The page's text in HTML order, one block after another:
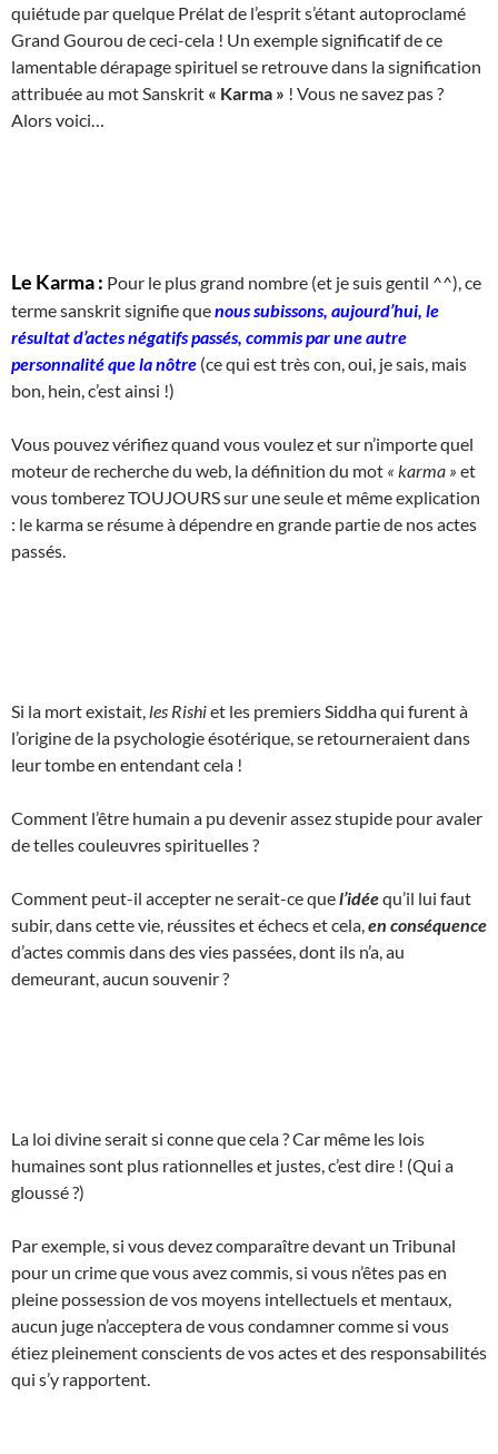
quiétude par quelque Prélat de l’esprit s’étant autoproclamé
Grand Gourou de ceci-cela ! Un exemple significatif de ce
lamentable dérapage spirituel se retrouve dans la signification
attribuée au mot Sanskrit « Karma » ! Vous ne savez pas ?
Alors voici…
Le Karma : Pour le plus grand nombre (et je suis gentil ^^), ce
terme sanskrit signifie quenous subissons, aujourd’hui, le
résultat d’actes négatifs passés, commis par une autre
personnalité que la nôtre (ce qui est très con, oui, je sais, mais
bon, hein, c’est ainsi !)
Vous pouvez vérifiez quand vous voulez et sur n’importe quel
moteur de recherche du web, la définition du mot « karma » et
vous tomberez TOUJOURS sur une seule et même explication
: le karma se résume à dépendre en grande partie de nos actes
passés.
Si la mort existait, les Rishiet les premiers Siddha qui furent à
l’origine de la psychologie ésotérique, se retourneraient dans
leur tombe en entendant cela !
Comment l’être humain a pu devenir assez stupide pour avaler
de telles couleuvres spirituelles ?
Comment peut-il accepter ne serait-ce quel’idéequ’il lui faut
subir, dans cette vie, réussites et échecs et cela, en conséquence
d’actes commis dans des vies passées, dont ils n’a, au
demeurant, aucun souvenir ?
La loi divine serait si conne que cela ? Car même les lois
humaines sont plus rationnelles et justes, c’est dire ! (Qui a
gloussé ?)
Par exemple, si vous devez comparaître devant un Tribunal
pour un crime que vous avez commis, si vous n’êtes pas en
pleine possession de vos moyens intellectuels et mentaux,
aucun juge n’acceptera de vous condamner comme si vous
étiez pleinement conscients de vos actes et des responsabilités
qui s’y rapportent.